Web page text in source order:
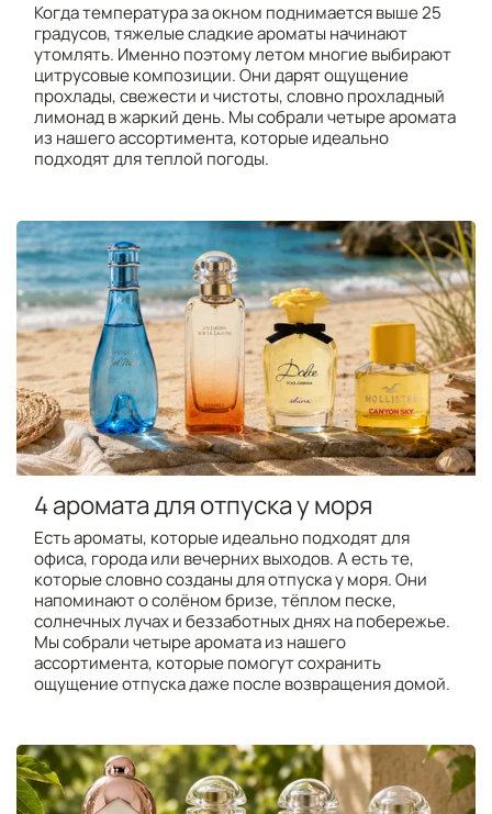
Когда температура за окном поднимается выше 25
градусов, тяжелые сладкие ароматы начинают
утомлять. Именно поэтому летом многие выбирают
цитрусовые композиции. Они дарят ощущение
прохлады, свежести и чистоты, словно прохладный
лимонад в жаркий день. Мы собрали четыре аромата
из нашего ассортимента, которые идеально
подходят для теплой погоды.
4 аромата для отпуска у моря
Есть ароматы, которые идеально подходят для
офиса, города или вечерних выходов. А есть те,
которые словно созданы для отпуска у моря. Они
напоминают о солёном бризе, тёплом песке,
солнечных лучах и беззаботных днях на побережье.
Мы собрали четыре аромата из нашего
ассортимента, которые помогут сохранить
ощущение отпуска даже после возвращения домой.